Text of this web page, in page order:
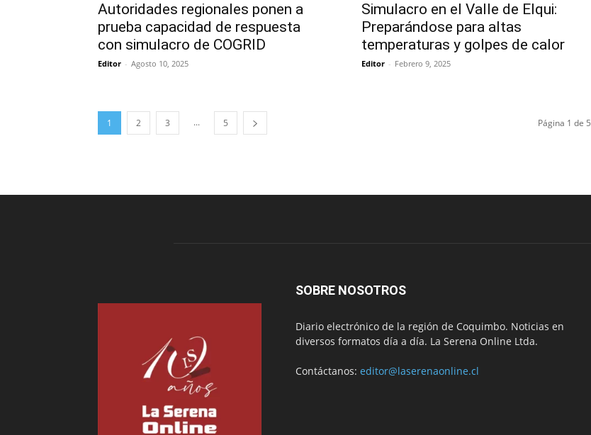
Autoridades regionales ponen a
prueba capacidad de respuesta
con simulacro de COGRID
Editor - Agosto 10, 2025
Simulacro en el Valle de Elqui:
Preparándose para altas
temperaturas y golpes de calor
Editor - Febrero 9, 2025
1 2 3 ... 5 Página 1 de 5
SOBRE NOSOTROS
Diario electrónico de la región de Coquimbo. Noticias en
diversos formatos día a día. La Serena Online Ltda.
Contáctanos: editor@laserenaonline.cl